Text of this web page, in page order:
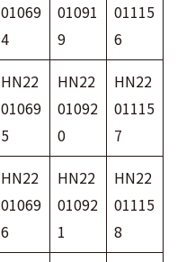
01069
4
01091
9
01115
6
HN22
01069
5
HN22
01092
0
HN22
01115
7
HN22
01069
6
HN22
01092
1
HN22
01115
8